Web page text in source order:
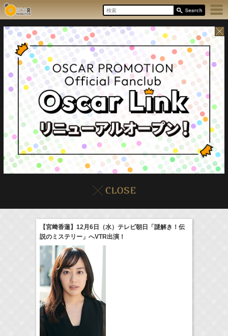
本日の出演情報8/6(Thu) イベント販売情報
(TV) 一緒にごはんをたべるだけ
【宮﨑香蓮】12月6日（水）テレビ朝日「謎解き！伝
説のミステリー」へVTR出演！